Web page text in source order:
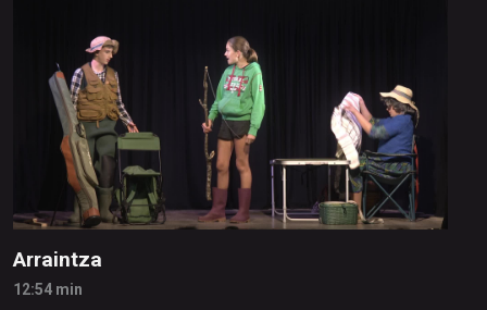
Arraintza
12:54 min